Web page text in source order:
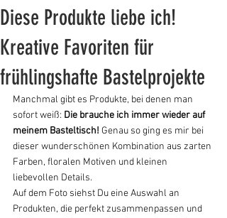
Diese Produkte liebe ich!
Kreative Favoriten für
frühlingshafte Bastelprojekte
Manchmal gibt es Produkte, bei denen man
sofort weiß: Die brauche ich immer wieder auf
meinem Basteltisch! Genau so ging es mir bei
dieser wunderschönen Kombination aus zarten
Farben, floralen Motiven und kleinen
liebevollen Details.
Auf dem Foto siehst Du eine Auswahl an
Produkten, die perfekt zusammenpassen und